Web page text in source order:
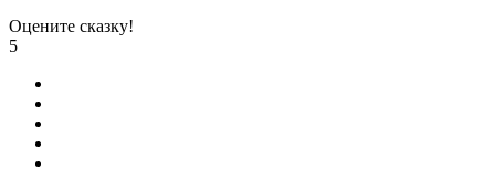
Оцените сказку!
5